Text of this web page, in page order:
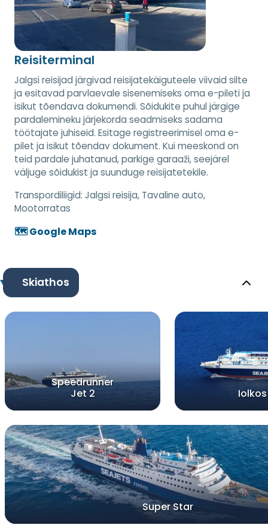
Reisiterminal
Jalgsi reisijad järgivad reisijatekäiguteele viivaid silte
ja esitavad parvlaevale sisenemiseks oma e-pileti ja
isikut tõendava dokumendi. Sõidukite puhul järgige
pardalemineku järjekorda seadmiseks sadama
töötajate juhiseid. Esitage registreerimisel oma e-
pilet ja isikut tõendav dokument. Kui meeskond on
teid pardale juhatanud, parkige garaaži, seejärel
väljuge sõidukist ja suunduge reisijatetekile.
Transpordiliigid: Jalgsi reisija, Tavaline auto,
Mootorratas
🗺️ Google Maps
Skiathos
Speedrunner
Jet 2
Iolkos
Super Star